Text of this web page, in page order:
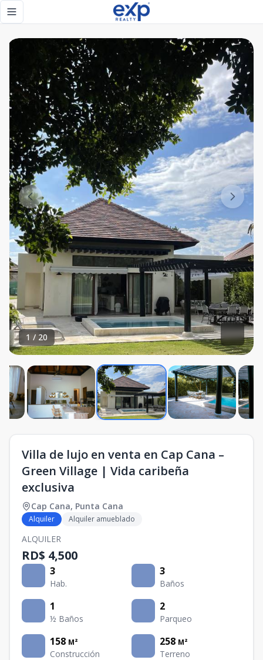
Toggle navigation menu
1 / 20
Villa de lujo en venta en Cap Cana –
Green Village | Vida caribeña
exclusiva
Cap Cana, Punta Cana
Alquiler Alquiler amueblado
ALQUILER
RD$ 4,500
3
Hab.
3
Baños
1
½ Baños
2
Parqueo
158 M²
Construcción
258 M²
Terreno
Villa de lujo en venta en Cap Cana – Green Village | Vida